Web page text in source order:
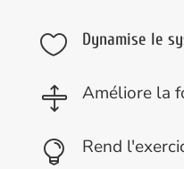
 Dynamise le
 Améliore la
 Rend